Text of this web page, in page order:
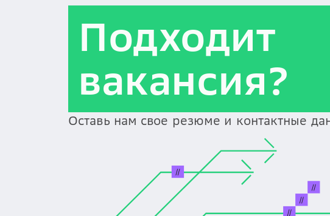
Подходит
вакансия?
Оставь нам свое резюме и контактные